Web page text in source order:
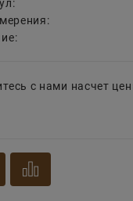
с нами насчет